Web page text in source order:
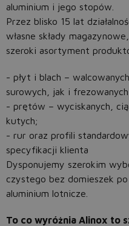
aluminium i jego stopów.
Przez blisko 15 lat
własne składy
szeroki asortyment
- płyt i blach –
surowych, jak i frezowanych
- prętów – wyciskanych,
kutych;
- rur oraz profili
specyfikacji klienta
Dysponujemy szerokim
czystego bez domieszek
aluminium lotnicze.
To co wyróżnia Alinox to